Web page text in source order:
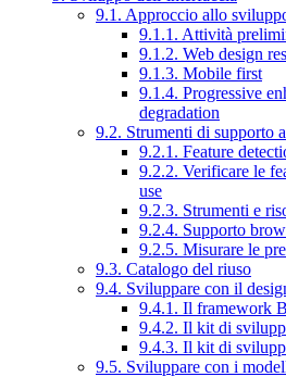
9.1. Approccio allo
9.1.1. Attività
9.1.2. Web design
9.1.3. Mobile first
9.1.4. Progressive
degradation
9.2. Strumenti di supporto
9.2.1. Feature
9.2.2. Verificare le
use
9.2.3. Strumenti e
9.2.4. Supporto
9.2.5. Misurare le
9.3. Catalogo del riuso
9.4. Sviluppare con il
9.4.1. Il framework
9.4.2. Il kit di
9.4.3. Il kit di
9.5. Sviluppare con i